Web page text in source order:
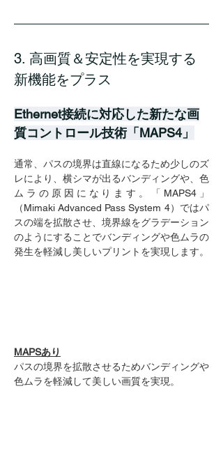
3. 高画質＆安定性を実現する
新機能をプラス
Ethernet接続に対応した新たな画
質コントロール技術「MAPS4」
通常、パスの境界は直線になるため少しのズ
レにより、横シマが出るバンディングや、色
ムラの原因になります。「MAPS4」
（Mimaki Advanced Pass System 4）ではパ
スの端を拡散させ、境界線をグラデーション
のようにすることでバンディングや色ムラの
発生を軽減し美しいプリントを実現します。
MAPSあり
パスの境界を拡散させるためバンディングや
色ムラを軽減して美しい画質を実現。